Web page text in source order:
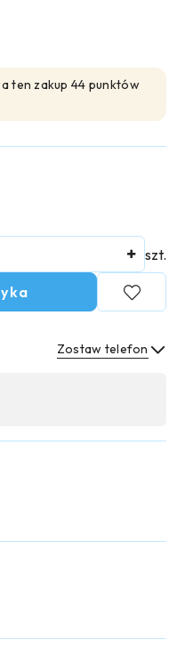
ten zakup 44 punktów
szt.
Zostaw telefon